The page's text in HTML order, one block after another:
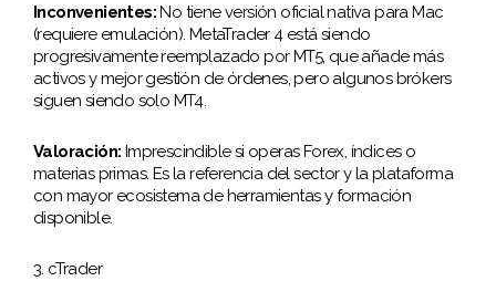
Inconvenientes:No tiene versión oficial nativa para Mac
(requiere emulación). MetaTrader 4 está siendo
progresivamente reemplazado por MT5, que añade más
activos y mejor gestión de órdenes, pero algunos brókers
siguen siendo solo MT4.
Valoración: Imprescindible si operas Forex, índices o
materias primas. Es la referencia del sector y la plataforma
con mayor ecosistema de herramientas y formación
disponible.
3. cTrader